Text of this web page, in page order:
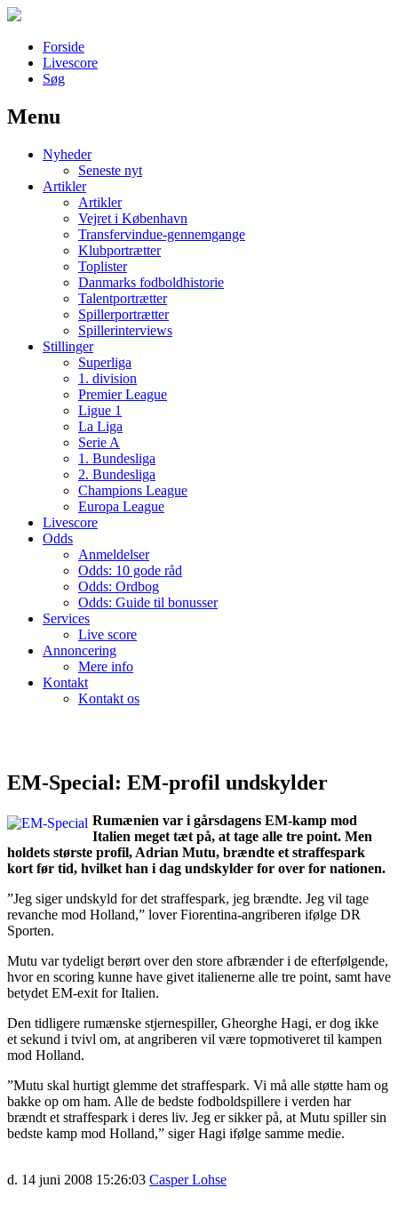
Forside
Livescore
Søg
Наши партнеры
лучшие займы
Menu
Nyheder
Seneste nyt
Artikler
Artikler
Vejret i København
Transfervindue-gennemgange
Klubportrætter
Toplister
Danmarks fodboldhistorie
Talentportrætter
Spillerportrætter
Spillerinterviews
Stillinger
Superliga
1. division
Premier League
Ligue 1
La Liga
Serie A
1. Bundesliga
2. Bundesliga
Champions League
Europa League
Livescore
Odds
Anmeldelser
Odds: 10 gode råd
Odds: Ordbog
Odds: Guide til bonusser
Services
Live score
Annoncering
Mere info
Kontakt
Kontakt os
EM-Special: EM-profil undskylder
Rumænien var i gårsdagens EM-kamp mod
Italien meget tæt på, at tage alle tre point. Men
holdets største profil, Adrian Mutu, brændte et straffespark
kort før tid, hvilket han i dag undskylder for over for nationen.
”Jeg siger undskyld for det straffespark, jeg brændte. Jeg vil tage
revanche mod Holland,” lover Fiorentina-angriberen ifølge DR
Sporten.
Mutu var tydeligt berørt over den store afbrænder i de efterfølgende,
hvor en scoring kunne have givet italienerne alle tre point, samt have
betydet EM-exit for Italien.
Den tidligere rumænske stjernespiller, Gheorghe Hagi, er dog ikke
et sekund i tvivl om, at angriberen vil være topmotiveret til kampen
mod Holland.
”Mutu skal hurtigt glemme det straffespark. Vi må alle støtte ham og
bakke op om ham. Alle de bedste fodboldspillere i verden har
brændt et straffespark i deres liv. Jeg er sikker på, at Mutu spiller sin
bedste kamp mod Holland,” siger Hagi ifølge samme medie.
d. 14 juni 2008 15:26:03 Casper Lohse